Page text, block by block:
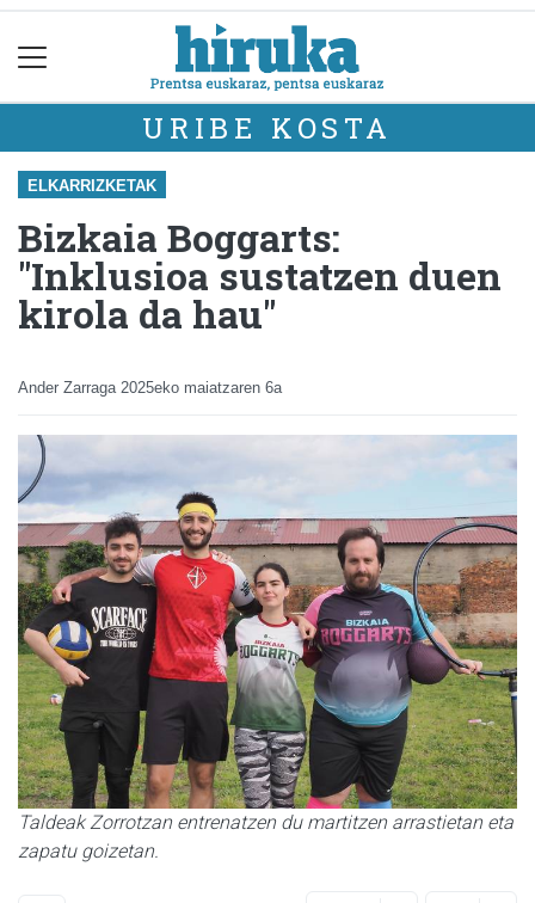
URIBE KOSTA
ELKARRIZKETAK
Bizkaia Boggarts:
"Inklusioa sustatzen duen
kirola da hau"
Ander Zarraga 2025eko maiatzaren 6a
Taldeak Zorrotzan entrenatzen du martitzen arrastietan eta
zapatu goizetan.